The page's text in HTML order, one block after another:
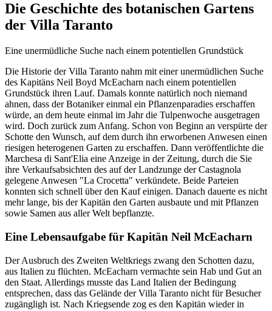
Die Geschichte des botanischen Gartens
der Villa Taranto
Eine unermüdliche Suche nach einem potentiellen Grundstück
Die Historie der Villa Taranto nahm mit einer unermüdlichen Suche
des Kapitäns Neil Boyd McEacharn nach einem potentiellen
Grundstück ihren Lauf. Damals konnte natürlich noch niemand
ahnen, dass der Botaniker einmal ein Pflanzenparadies erschaffen
würde, an dem heute einmal im Jahr die Tulpenwoche ausgetragen
wird. Doch zurück zum Anfang. Schon von Beginn an verspürte der
Schotte den Wunsch, auf dem durch ihn erworbenen Anwesen einen
riesigen heterogenen Garten zu erschaffen. Dann veröffentlichte die
Marchesa di Sant'Elia eine Anzeige in der Zeitung, durch die Sie
ihre Verkaufsabsichten des auf der Landzunge der Castagnola
gelegene Anwesen "La Crocetta" verkündete. Beide Parteien
konnten sich schnell über den Kauf einigen. Danach dauerte es nicht
mehr lange, bis der Kapitän den Garten ausbaute und mit Pflanzen
sowie Samen aus aller Welt bepflanzte.
Eine Lebensaufgabe für Kapitän Neil McEacharn
Der Ausbruch des Zweiten Weltkriegs zwang den Schotten dazu,
aus Italien zu flüchten. McEacharn vermachte sein Hab und Gut an
den Staat. Allerdings musste das Land Italien der Bedingung
entsprechen, dass das Gelände der Villa Taranto nicht für Besucher
zugängligh ist. Nach Kriegsende zog es den Kapitän wieder in